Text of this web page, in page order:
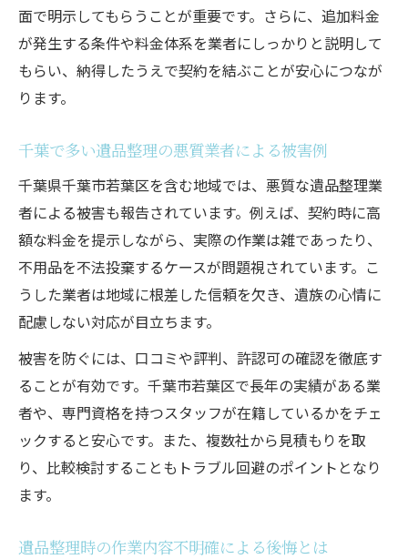
面で明示してもらうことが重要です。さらに、追加料金
が発生する条件や料金体系を業者にしっかりと説明して
もらい、納得したうえで契約を結ぶことが安心につなが
ります。
千葉で多い遺品整理の悪質業者による被害例
千葉県千葉市若葉区を含む地域では、悪質な遺品整理業
者による被害も報告されています。例えば、契約時に高
額な料金を提示しながら、実際の作業は雑であったり、
不用品を不法投棄するケースが問題視されています。こ
うした業者は地域に根差した信頼を欠き、遺族の心情に
配慮しない対応が目立ちます。
被害を防ぐには、口コミや評判、許認可の確認を徹底す
ることが有効です。千葉市若葉区で長年の実績がある業
者や、専門資格を持つスタッフが在籍しているかをチェ
ックすると安心です。また、複数社から見積もりを取
り、比較検討することもトラブル回避のポイントとなり
ます。
遺品整理時の作業内容不明確による後悔とは